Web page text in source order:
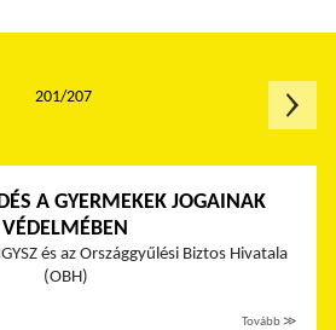
A GYERMEKEK JOGAINAK
VÉDELMÉBEN
és az Országgyűlési Biztos Hivatala
(OBH)
Tovább ≫
201/207